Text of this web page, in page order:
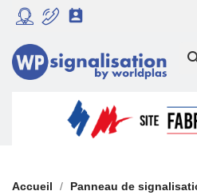

RADAR PÉDAGOGIQUE
SIGNALISATION DYNAMIQUE
FEU TRICOLORE
PANNEAUX DE
SIGNALISATION TEMPORAIRE
Accueil Panneau de